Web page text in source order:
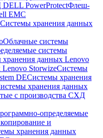
PowerProtectФлеш-
EMC
Системы хранения данных
Облачные системы
системы
данных Lenovo
StorwizeСистемы
DEСистемы хранения
хранения данных
с производства СХД
определяемые
и
хранения данных